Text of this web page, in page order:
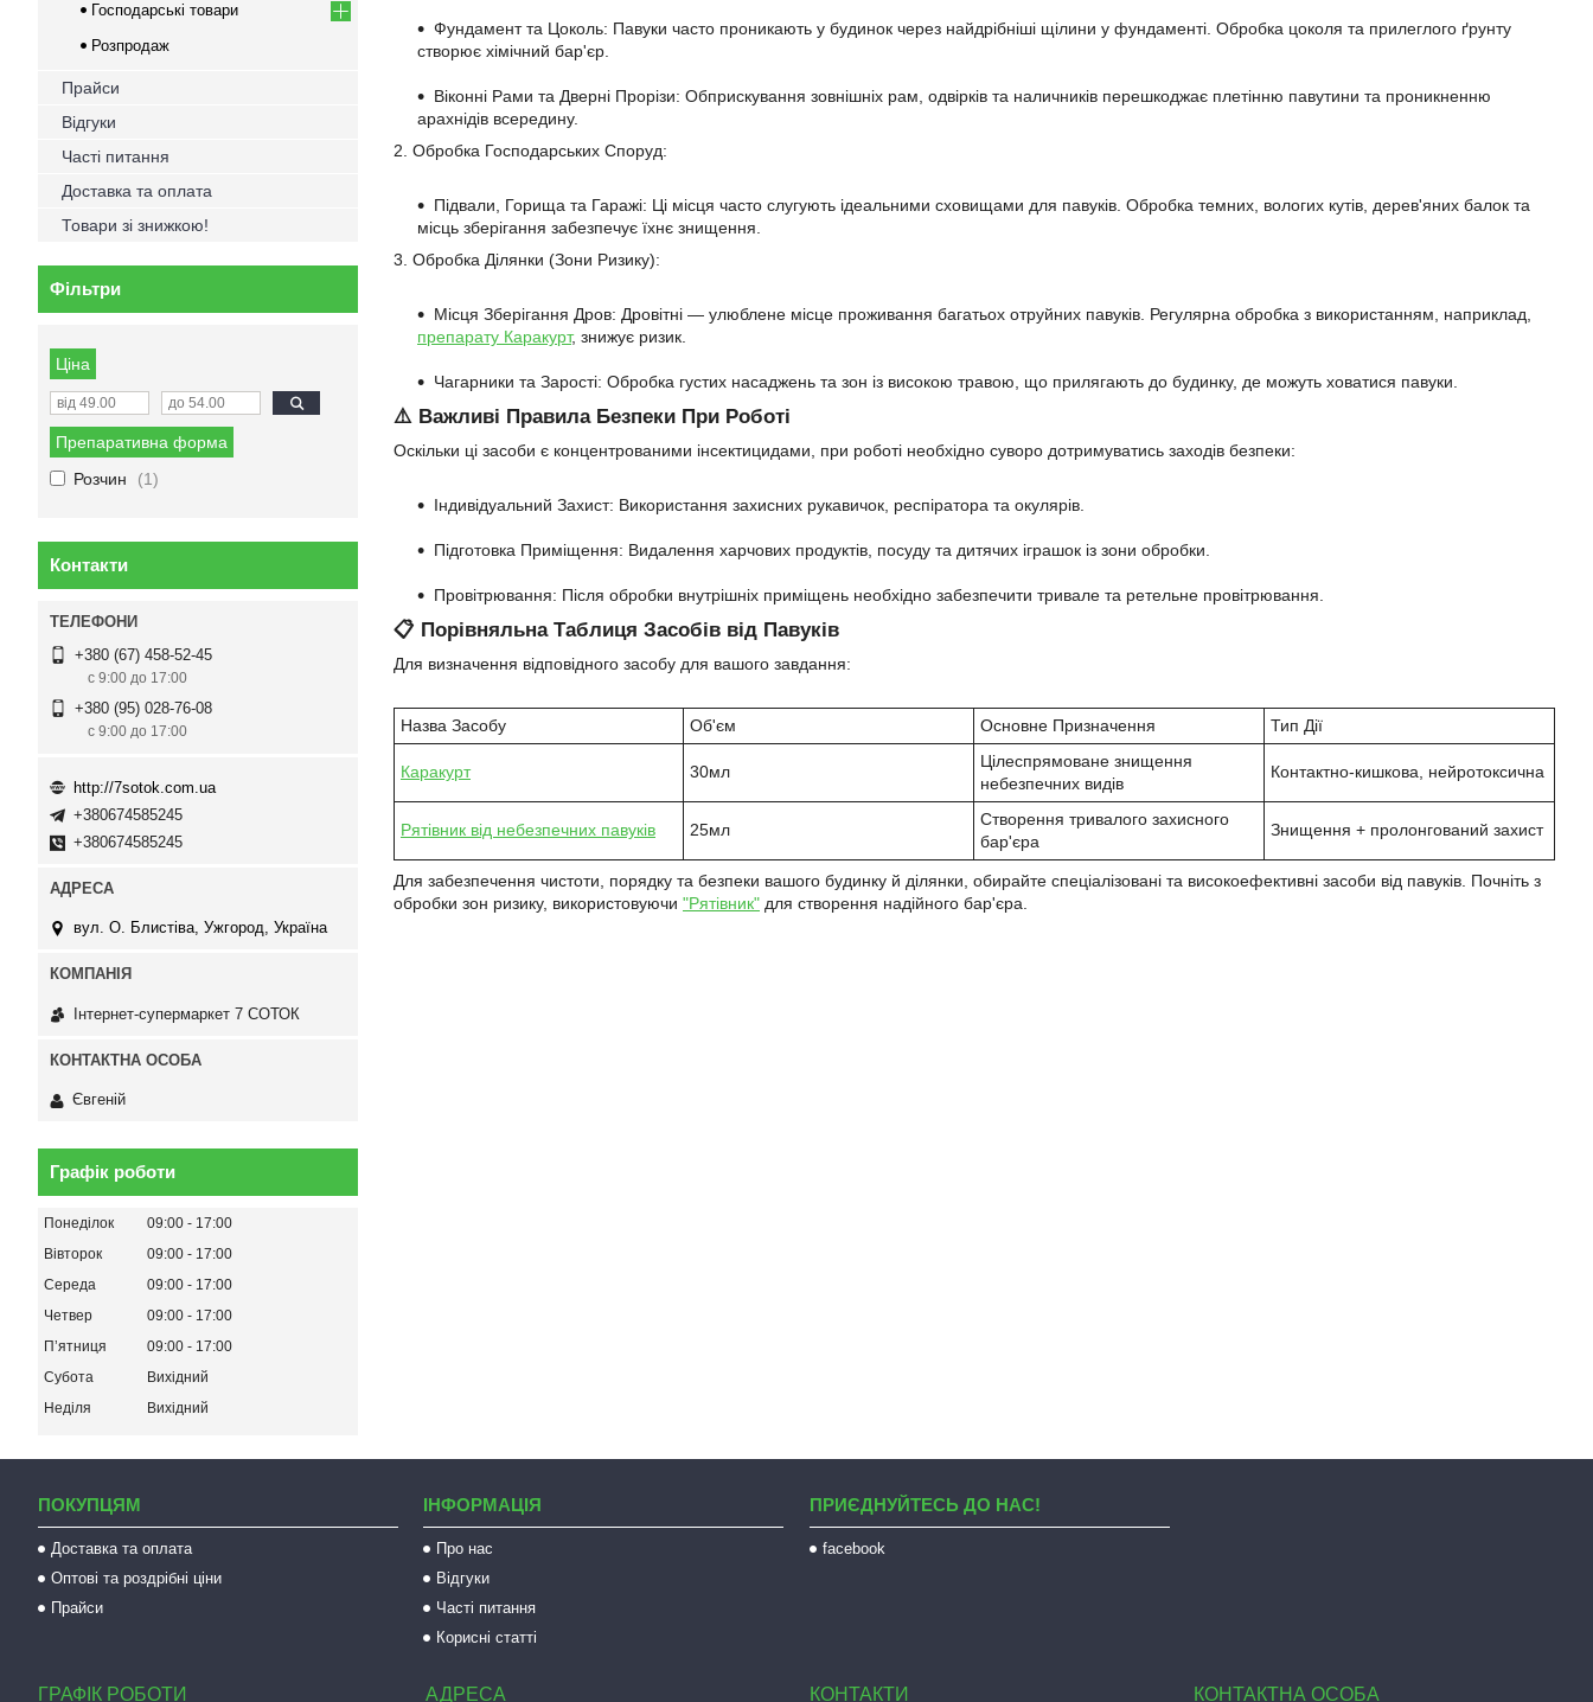
Фундамент та Цоколь: Павуки часто проникають у будинок через найдрібніші щілини у фундаменті. Обробка цоколя та прилеглого ґрунту
створює хімічний бар'єр.
Віконні Рами та Дверні Прорізи: Обприскування зовнішніх рам, одвірків та наличників перешкоджає плетінню павутини та проникненню
арахнідів всередину.
2. Обробка Господарських Споруд:
Підвали, Горища та Гаражі: Ці місця часто слугують ідеальними сховищами для павуків. Обробка темних, вологих кутів, дерев'яних балок та
місць зберігання забезпечує їхнє знищення.
3. Обробка Ділянки (Зони Ризику):
Місця Зберігання Дров: Дровітні — улюблене місце проживання багатьох отруйних павуків. Регулярна обробка з використанням, наприклад,
препарату Каракурт, знижує ризик.
Чагарники та Зарості: Обробка густих насаджень та зон із високою травою, що прилягають до будинку, де можуть ховатися павуки.
⚠️ Важливі Правила Безпеки При Роботі
Оскільки ці засоби є концентрованими інсектицидами, при роботі необхідно суворо дотримуватись заходів безпеки:
Індивідуальний Захист: Використання захисних рукавичок, респіратора та окулярів.
Підготовка Приміщення: Видалення харчових продуктів, посуду та дитячих іграшок із зони обробки.
Провітрювання: Після обробки внутрішніх приміщень необхідно забезпечити тривале та ретельне провітрювання.
📋 Порівняльна Таблиця Засобів від Павуків
Для визначення відповідного засобу для вашого завдання:
Назва Засобу Об'єм Основне Призначення Тип Дії
Каракурт 30мл
Цілеспрямоване знищення
небезпечних видів
Контактно-кишкова, нейротоксична
Рятівник від небезпечних павуків 25мл
Створення тривалого захисного
бар'єра
Знищення + пролонгований захист
Для забезпечення чистоти, порядку та безпеки вашого будинку й ділянки, обирайте спеціалізовані та високоефективні засоби від павуків. Почніть з
обробки зон ризику, використовуючи "Рятівник" для створення надійного бар'єра.
Господарські товари
Розпродаж
Прайси
Відгуки
Часті питання
Доставка та оплата
Товари зі знижкою!
Фільтри
Ціна
Препаративна форма
Розчин
1
Контакти
+380 (67) 458-52-45
с 9:00 до 17:00
+380 (95) 028-76-08
с 9:00 до 17:00
http://7sotok.com.ua
+380674585245
+380674585245
вул. О. Блистіва, Ужгород, Україна
Інтернет-супермаркет 7 СОТОК
Євгеній
Графік роботи
Понеділок 09:00
17:00
Вівторок
09:00
17:00
Середа
09:00
17:00
Четвер
09:00
17:00
Пʼятниця
09:00
17:00
Субота
Вихідний
Неділя
Вихідний
ПОКУПЦЯМ
Доставка та оплата
Оптові та роздрібні ціни
Прайси
ІНФОРМАЦІЯ
Про нас
Відгуки
Часті питання
Корисні статті
ПРИЄДНУЙТЕСЬ ДО НАС!
facebook
ГРАФІК РОБОТИ